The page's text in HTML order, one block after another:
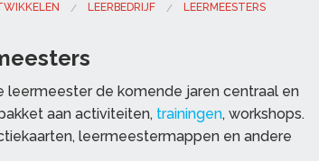
LEERBEDRIJF LEERMEESTERS
leermeester de komende jaren centraal en
aan activiteiten, trainingen, workshops.
leermeestermappen en andere